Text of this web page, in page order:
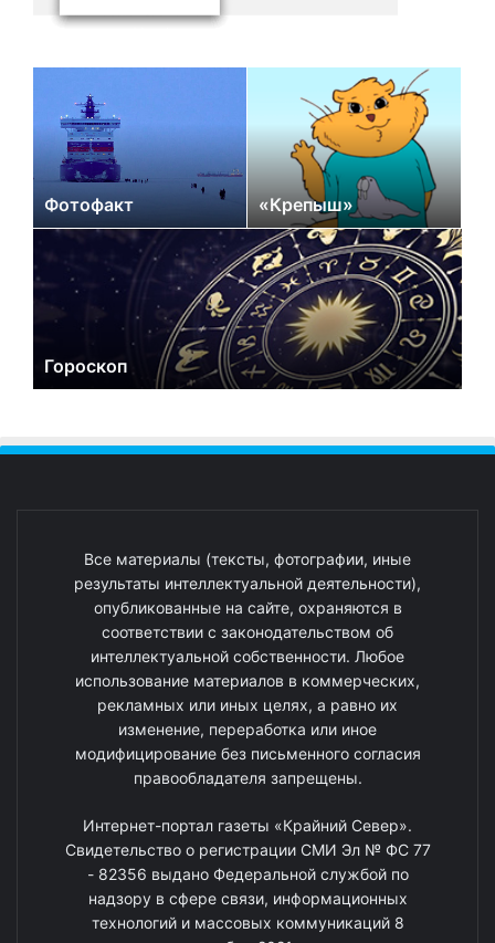
Фотофакт «Крепыш»
Гороскоп
Все материалы (тексты, фотографии, иные
результаты интеллектуальной деятельности),
опубликованные на сайте, охраняются в
соответствии с законодательством об
интеллектуальной собственности. Любое
использование материалов в коммерческих,
рекламных или иных целях, а равно их
изменение, переработка или иное
модифицирование без письменного согласия
правообладателя запрещены.
Интернет-портал газеты «Крайний Север».
Свидетельство о регистрации СМИ Эл № ФС 77
- 82356 выдано Федеральной службой по
надзору в сфере связи, информационных
технологий и массовых коммуникаций 8